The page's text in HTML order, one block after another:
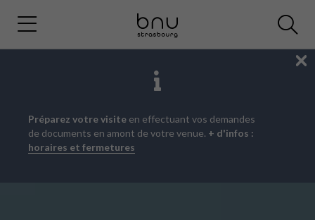
Aller
au
menu
Aller
au
contenu
Aller
à
la
Préparez votre visite en effectuant vos demandes
de documents en amont de votre venue. + d'infos :
horaires et fermetures